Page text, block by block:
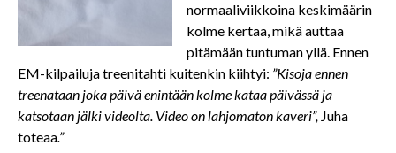
normaaliviikkoina keskimäärin
kolme kertaa, mikä auttaa
pitämään tuntuman yllä. Ennen
EM-kilpailuja treenitahti kuitenkin kiihtyi: ”Kisoja ennen
treenataan joka päivä enintään kolme kataa päivässä ja
katsotaan jälki videolta. Video on lahjomaton kaveri”, Juha
toteaa.”